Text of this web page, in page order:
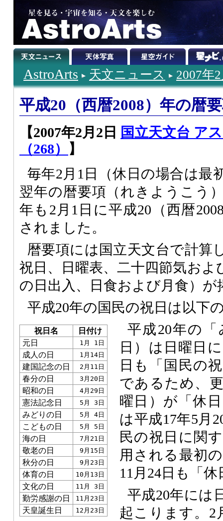
AstroArts 天文ニュース 2007年
平成20（西暦2008）年の暦
【2007年2月2日
国立天文台 ア
（268）
】
毎年2月1日（休日の場合は最
翌年の暦要項（れきようこう
年も2月1日に平成20（西暦
されました。
暦要項には国立天文台で計算
祝日、日曜表、二十四節気およ
の日出入、日食および月食）
平成20年の国民の祝日は以下
祝日名
日付け
元日
1月 1日
成人の日 1月14日
建国記念の日 2月11日
春分の日 3月20日
昭和の日 4月29日
憲法記念日 5月 3日
みどりの日 5月 4日
こどもの日 5月 5日
海の日 7月21日
敬老の日 9月15日
秋分の日 9月23日
体育の日 10月13日
文化の日 11月 3日
勤労感謝の日 11月23日
天皇誕生日 12月23日
平成20年の
日）は日曜日
日も「国民の
であるため、
曜日）が「休
は平成17年5月
民の祝日に関
用される最初
11月24日も「
平成20年には
起こります。2